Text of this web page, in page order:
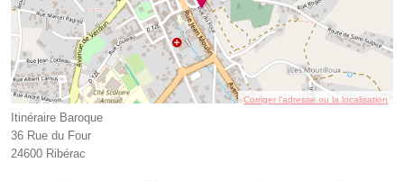
Corriger l’adresse ou la localisation
Itinéraire Baroque
36 Rue du Four
24600 Ribérac